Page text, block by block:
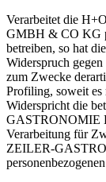
Verarbeitet die
GMBH & CO KG
betreiben, so hat
Widerspruch
zum Zwecke
Profiling, soweit es
Widerspricht die
GASTRONOMIE
Verarbeitung für
ZEILER-